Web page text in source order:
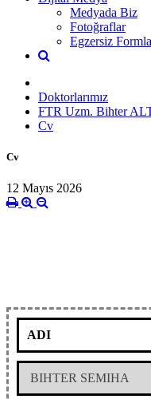
Medyada Biz
Fotoğraflar
Egzersiz
Doktorlarımız
FTR Uzm. Bihter
Cv
Cv
12 Mayıs 2026
ADI
BIHTER SEMIHA